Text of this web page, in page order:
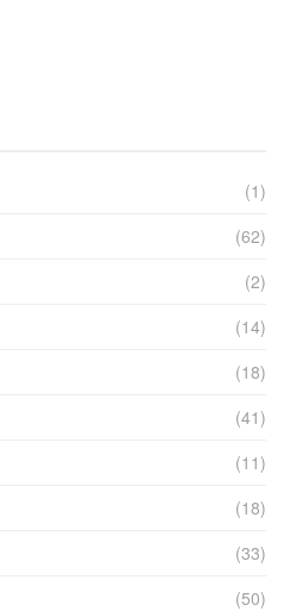
(1)
(62)
(2)
(14)
(18)
(41)
(11)
(18)
(33)
(50)